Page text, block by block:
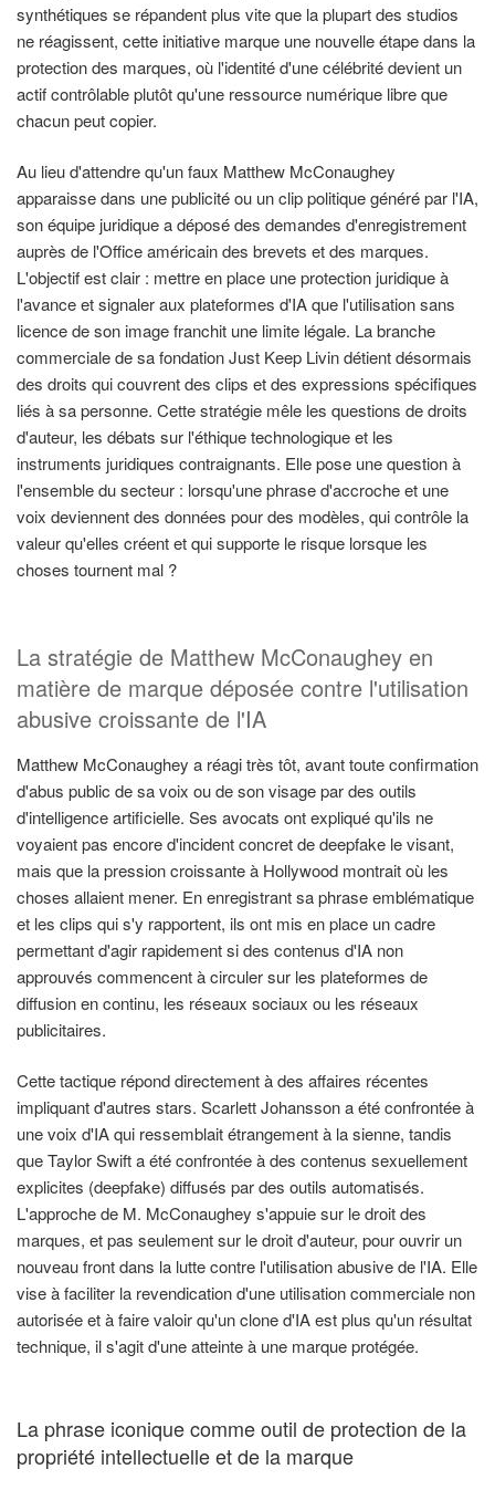
synthétiques se répandent plus vite que la plupart des studios
ne réagissent, cette initiative marque une nouvelle étape dans la
protection des marques, où l'identité d'une célébrité devient un
actif contrôlable plutôt qu'une ressource numérique libre que
chacun peut copier.
Au lieu d'attendre qu'un faux Matthew McConaughey
apparaisse dans une publicité ou un clip politique généré par l'IA,
son équipe juridique a déposé des demandes d'enregistrement
auprès de l'Office américain des brevets et des marques.
L'objectif est clair : mettre en place une protection juridique à
l'avance et signaler aux plateformes d'IA que l'utilisation sans
licence de son image franchit une limite légale. La branche
commerciale de sa fondation Just Keep Livin détient désormais
des droits qui couvrent des clips et des expressions spécifiques
liés à sa personne. Cette stratégie mêle les questions de droits
d'auteur, les débats sur l'éthique technologique et les
instruments juridiques contraignants. Elle pose une question à
l'ensemble du secteur : lorsqu'une phrase d'accroche et une
voix deviennent des données pour des modèles, qui contrôle la
valeur qu'elles créent et qui supporte le risque lorsque les
choses tournent mal ?
La stratégie de Matthew McConaughey en
matière de marque déposée contre l'utilisation
abusive croissante de l'IA
Matthew McConaughey a réagi très tôt, avant toute confirmation
d'abus public de sa voix ou de son visage par des outils
d'intelligence artificielle. Ses avocats ont expliqué qu'ils ne
voyaient pas encore d'incident concret de deepfake le visant,
mais que la pression croissante à Hollywood montrait où les
choses allaient mener. En enregistrant sa phrase emblématique
et les clips qui s'y rapportent, ils ont mis en place un cadre
permettant d'agir rapidement si des contenus d'IA non
approuvés commencent à circuler sur les plateformes de
diffusion en continu, les réseaux sociaux ou les réseaux
publicitaires.
Cette tactique répond directement à des affaires récentes
impliquant d'autres stars. Scarlett Johansson a été confrontée à
une voix d'IA qui ressemblait étrangement à la sienne, tandis
que Taylor Swift a été confrontée à des contenus sexuellement
explicites (deepfake) diffusés par des outils automatisés.
L'approche de M. McConaughey s'appuie sur le droit des
marques, et pas seulement sur le droit d'auteur, pour ouvrir un
nouveau front dans la lutte contre l'utilisation abusive de l'IA. Elle
vise à faciliter la revendication d'une utilisation commerciale non
autorisée et à faire valoir qu'un clone d'IA est plus qu'un résultat
technique, il s'agit d'une atteinte à une marque protégée.
La phrase iconique comme outil de protection de la
propriété intellectuelle et de la marque